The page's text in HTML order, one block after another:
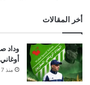
أخر المقالات
وداد
أوغاني
منذ 7 ساعات